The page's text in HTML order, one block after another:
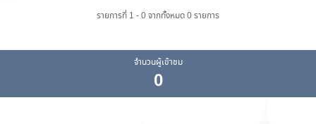
รายการที่ 1 - 0 จากทั้งหมด 0 รายการ
จำนวนผู้เข้าชม
0